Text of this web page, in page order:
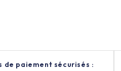
de paiement sécurisés :